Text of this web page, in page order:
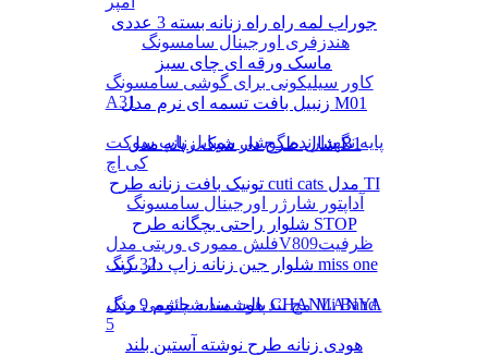
هندزفری اورجینال سامسونگ
کاور سیلیکونی برای گوشی سامسونگ
A31
پایه نگهدارنده گوشی موبایل پاپ سوکت
کی اچ
آداپتور شارژر اورجینال سامسونگ
فلش مموری وریتی مدلV809ظرفیت
32 گیگ
مچ بند هوشمند شیائومی مدل Mi Band
5
جوراب لمه راه راه زنانه بسته 3 عددی
ماسک ورقه ای چای سبز
زنبیل بافت تسمه ای نرم مدل M01
شال طرح دار شیک زنانه مدل B1
تونیک بافت زنانه طرح cuti cats مدل TI
شلوار راحتی بچگانه طرح STOP
شلوار جین زنانه زاپ دار برند miss one
پالت سایه چشم 9 رنگ CHANLANYA
هودی زنانه طرح نوشته آستین بلند